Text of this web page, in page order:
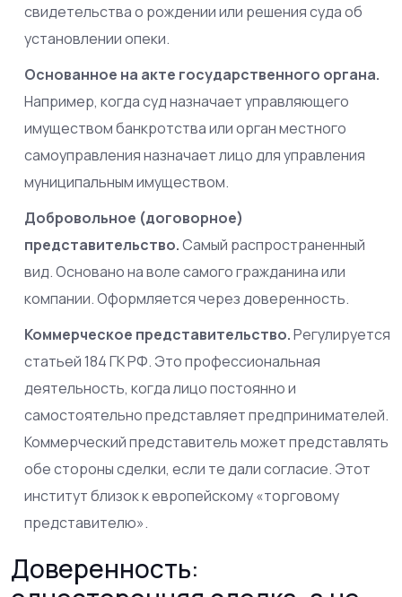
свидетельства о рождении или решения суда об
установлении опеки.
Основанное на акте государственного органа.
Например, когда суд назначает управляющего
имуществом банкротства или орган местного
самоуправления назначает лицо для управления
муниципальным имуществом.
Добровольное (договорное)
представительство.Самый распространенный
вид. Основано на воле самого гражданина или
компании. Оформляется черездоверенность.
Коммерческое представительство.Регулируется
статьей 184 ГК РФ. Это профессиональная
деятельность, когда лицо постоянно и
самостоятельно представляет предпринимателей.
Коммерческий представитель может представлять
обе стороны сделки, если те дали согласие. Этот
институт близок к европейскому «торговому
представителю».
Доверенность: